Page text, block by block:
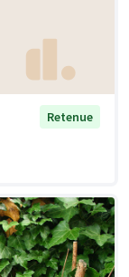
Retenue